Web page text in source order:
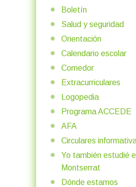
Boletín
Salud y seguridad
Orientación
Calendario escolar
Comedor
Extracurriculares
Logopedia
Programa ACCEDE
AFA
Circulares
Yo también estudié
Montserrat
Dónde estamos